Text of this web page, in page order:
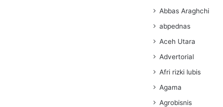
Abbas Araghchi
abpednas
Aceh Utara
Advertorial
Afri rizki lubis
Agama
Agrobisnis